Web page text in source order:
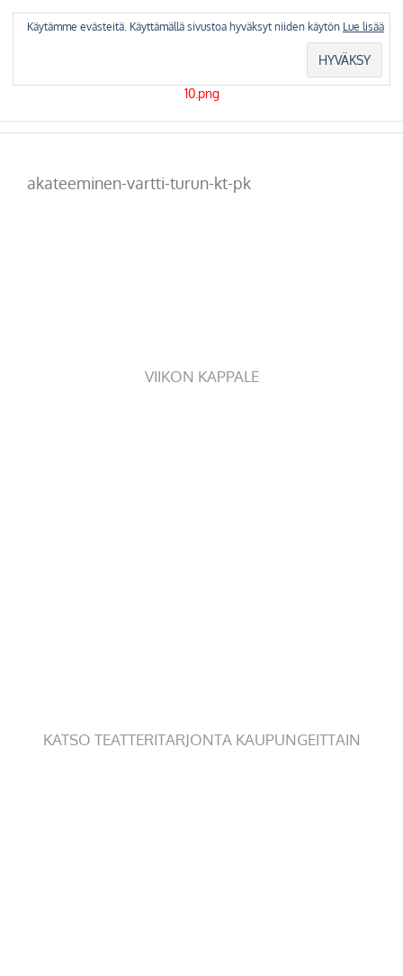
akateeminen-vartti-turun-kt-pk
VIIKON KAPPALE
KATSO TEATTERITARJONTA KAUPUNGEITTAIN
Käytämme evästeitä. Käyttämällä sivustoa hyväksyt niiden käytön Lue lisää